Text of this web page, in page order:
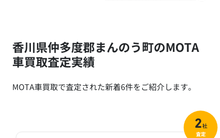
香川県仲多度郡まんのう町のMOTA
車買取査定実績
MOTA車買取で査定された新着6件をご紹介します。
2社
査定